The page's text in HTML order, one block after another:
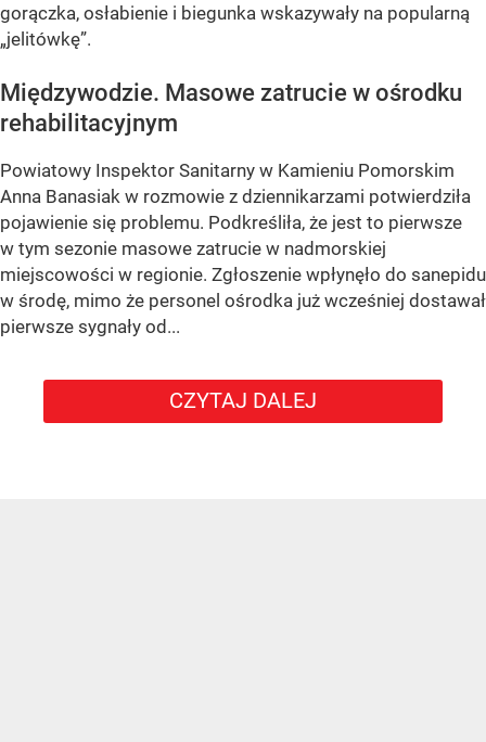
gorączka, osłabienie i biegunka wskazywały na popularną
„jelitówkę”.
Międzywodzie. Masowe zatrucie w ośrodku
rehabilitacyjnym
Powiatowy Inspektor Sanitarny w Kamieniu Pomorskim
Anna Banasiak w rozmowie z dziennikarzami potwierdziła
pojawienie się problemu. Podkreśliła, że jest to pierwsze
w tym sezonie masowe zatrucie w nadmorskiej
miejscowości w regionie. Zgłoszenie wpłynęło do sanepidu
w środę, mimo że personel ośrodka już wcześniej dostawał
pierwsze sygnały od...
CZYTAJ DALEJ